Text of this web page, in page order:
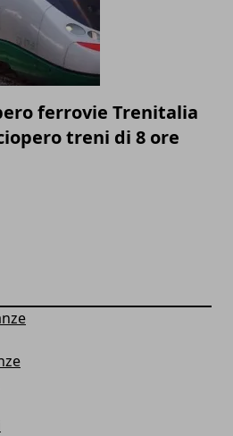
ferrovie Trenitalia
treni di 8 ore